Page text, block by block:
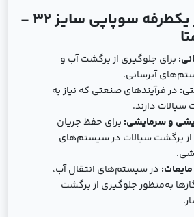
کاربردهای شیر یکطرفه سوپاپی سایز 32 -
برای جلوگیری از برگشت آب و
آبرسانی.
در فرآیندهای صنعتی که نیاز به
دارند.
و سرمایشی: برای حفظ جریان
برگشت سیالات در سیستم‌های
در سیستم‌های انتقال آب،
به‌منظور جلوگیری از برگشت